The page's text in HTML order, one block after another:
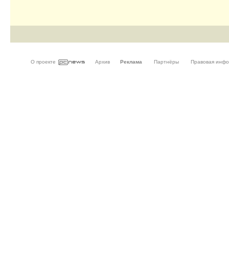
О проекте Архив Реклама Партнёры Правовая